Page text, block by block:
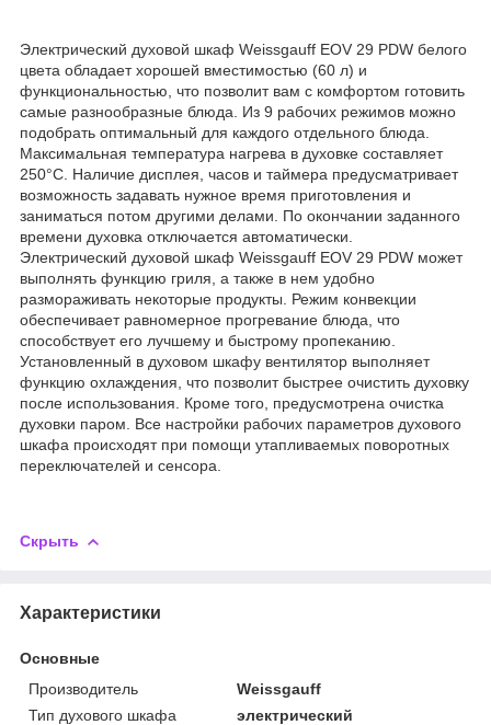
Электрический духовой шкаф Weissgauff EOV 29 PDW белого
цвета обладает хорошей вместимостью (60 л) и
функциональностью, что позволит вам с комфортом готовить
самые разнообразные блюда. Из 9 рабочих режимов можно
подобрать оптимальный для каждого отдельного блюда.
Максимальная температура нагрева в духовке составляет
250°С. Наличие дисплея, часов и таймера предусматривает
возможность задавать нужное время приготовления и
заниматься потом другими делами. По окончании заданного
времени духовка отключается автоматически.
Электрический духовой шкаф Weissgauff EOV 29 PDW может
выполнять функцию гриля, а также в нем удобно
размораживать некоторые продукты. Режим конвекции
обеспечивает равномерное прогревание блюда, что
способствует его лучшему и быстрому пропеканию.
Установленный в духовом шкафу вентилятор выполняет
функцию охлаждения, что позволит быстрее очистить духовку
после использования. Кроме того, предусмотрена очистка
духовки паром. Все настройки рабочих параметров духового
шкафа происходят при помощи утапливаемых поворотных
переключателей и сенсора.
Скрыть
Характеристики
Основные
Производитель
Weissgauff
Тип духового шкафа
электрический